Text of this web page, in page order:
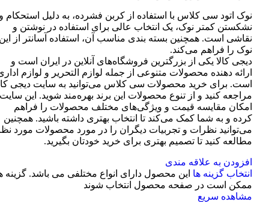
نوک اتود سی کلاس با استفاده از کربن فشرده، به دلیل استحکام
نشکستن کمتر نوک، یک انتخاب عالی برای استفاده در نوشتن و
نقاشی است. همچنین بسته بندی مناسب آن، استفاده آسانتر از
نوک را فراهم می‌کند.
دیجی کالا یکی از بزرگترین فروشگاه‌های آنلاین در ایران است و
ارائه دهنده محصولات متنوعی از جمله لوازم التحریر و لوازم
است. برای خرید محصولات سی کلاس می‌توانید به سایت دیجی
مراجعه کنید و از تنوع محصولات این برند بهره‌مند شوید. این سایت
امکان مقایسه قیمت و ویژگی‌های مختلف محصولات را فراهم
کرده و به شما کمک می‌کند تا انتخاب بهتری داشته باشید. همچنین
می‌توانید نظرات و تجربیات دیگران را در مورد محصولات مورد
مطالعه کنید تا تصمیم بهتری برای خرید خودتان بگیرید.
افزودن به علاقه مندی
انتخاب گزینه ها این محصول دارای انواع مختلفی می باشد. گزینه
ممکن است در صفحه محصول انتخاب شوند
مشاهده سریع